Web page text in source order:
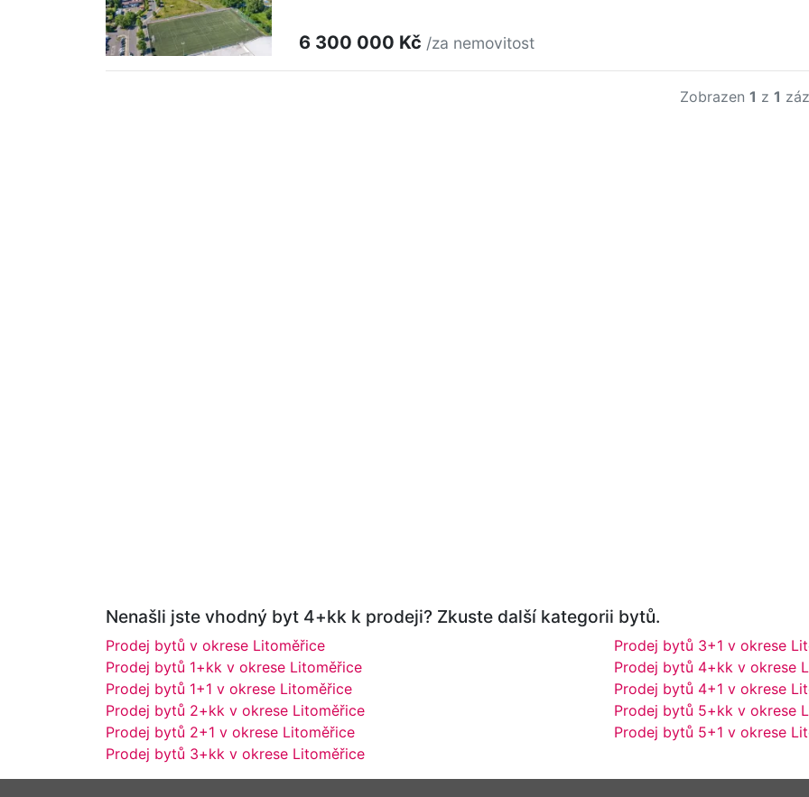
6 300 000 Kč /za nemovitost
Zobrazen 1 z 1
Nenašli jste vhodný byt 4+kk k prodeji? Zkuste další kategorii bytů.
Prodej bytů v okrese Litoměřice
Prodej bytů 1+kk v okrese Litoměřice
Prodej bytů 1+1 v okrese Litoměřice
Prodej bytů 2+kk v okrese Litoměřice
Prodej bytů 2+1 v okrese Litoměřice
Prodej bytů 3+kk v okrese Litoměřice
Prodej bytů 3+1 v okrese
Prodej bytů 4+kk v okrese
Prodej bytů 4+1 v okrese
Prodej bytů 5+kk v okrese
Prodej bytů 5+1 v okrese